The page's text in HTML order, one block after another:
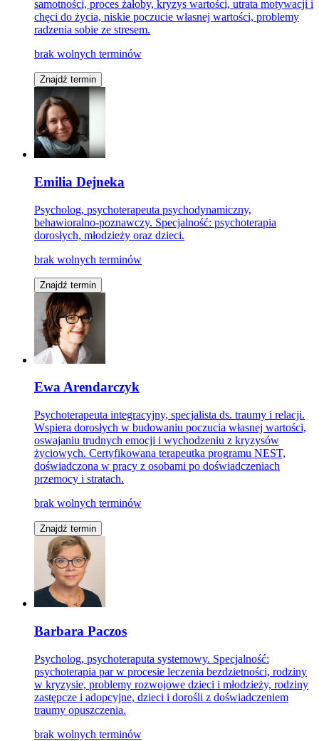
samotności, proces żałoby, kryzys wartości, utrata motywacji i
chęci do życia, niskie poczucie własnej wartości, problemy
radzenia sobie ze stresem.
brak wolnych terminów
Znajdź termin
Emilia Dejneka
Psycholog, psychoterapeuta psychodynamiczny,
behawioralno-poznawczy. Specjalność: psychoterapia
dorosłych, młodzieży oraz dzieci.
brak wolnych terminów
Znajdź termin
Ewa Arendarczyk
Psychoterapeuta integracyjny, specjalista ds. traumy i relacji.
Wspiera dorosłych w budowaniu poczucia własnej wartości,
oswajaniu trudnych emocji i wychodzeniu z kryzysów
życiowych. Certyfikowana terapeutka programu NEST,
doświadczona w pracy z osobami po doświadczeniach
przemocy i stratach.
brak wolnych terminów
Znajdź termin
Barbara Paczos
Psycholog, psychoteraputa systemowy. Specjalność:
psychoterapia par w procesie leczenia bezdzietności, rodziny
w kryzysie, problemy rozwojowe dzieci i młodzieży, rodziny
zastępcze i adopcyjne, dzieci i dorośli z doświadczeniem
traumy opuszczenia.
brak wolnych terminów